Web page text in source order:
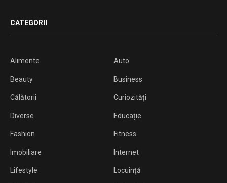
CATEGORII
Alimente Auto
Beauty Business
Călătorii Curiozități
Diverse Educație
Fashion Fitness
Imobiliare Internet
Lifestyle Locuință